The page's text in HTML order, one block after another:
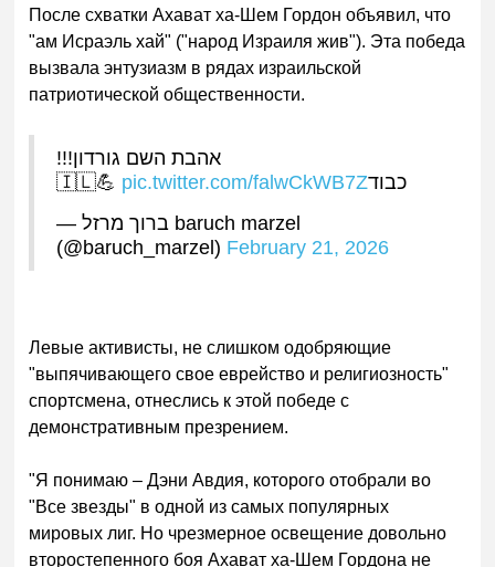
После схватки Ахават ха-Шем Гордон объявил, что
"ам Исраэль хай" ("народ Израиля жив"). Эта победа
вызвала энтузиазм в рядах израильской
патриотической общественности.
אהבת השם גורדון!!!
כבוד🇮🇱💪pic.twitter.com/falwCkWB7Z
— ברוך מרזל baruch marzel
(@baruch_marzel) February 21, 2026
Левые активисты, не слишком одобряющие
"выпячивающего свое еврейство и религиозность"
спортсмена, отнеслись к этой победе с
демонстративным презрением.
"Я понимаю – Дэни Авдия, которого отобрали во
"Все звезды" в одной из самых популярных
мировых лиг. Но чрезмерное освещение довольно
второстепенного боя Ахават ха-Шем Гордона не